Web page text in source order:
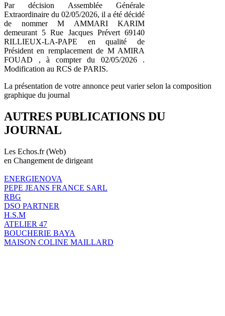
Par décision Assemblée Générale
Extraordinaire du 02/05/2026, il a été décidé
de nommer M AMMARI KARIM
demeurant 5 Rue Jacques Prévert 69140
RILLIEUX-LA-PAPE en qualité de
Président en remplacement de M AMIRA
FOUAD , à compter du 02/05/2026 .
Modification au RCS de PARIS.
La présentation de votre annonce peut varier selon la composition
graphique du journal
AUTRES PUBLICATIONS DU
JOURNAL
Les Echos.fr (Web)
en Changement de dirigeant
ENERGIENOVA
PEPE JEANS FRANCE SARL
RBG
DSO PARTNER
H.S.M
ATELIER 47
BOUCHERIE BAYA
MAISON COLINE MAILLARD